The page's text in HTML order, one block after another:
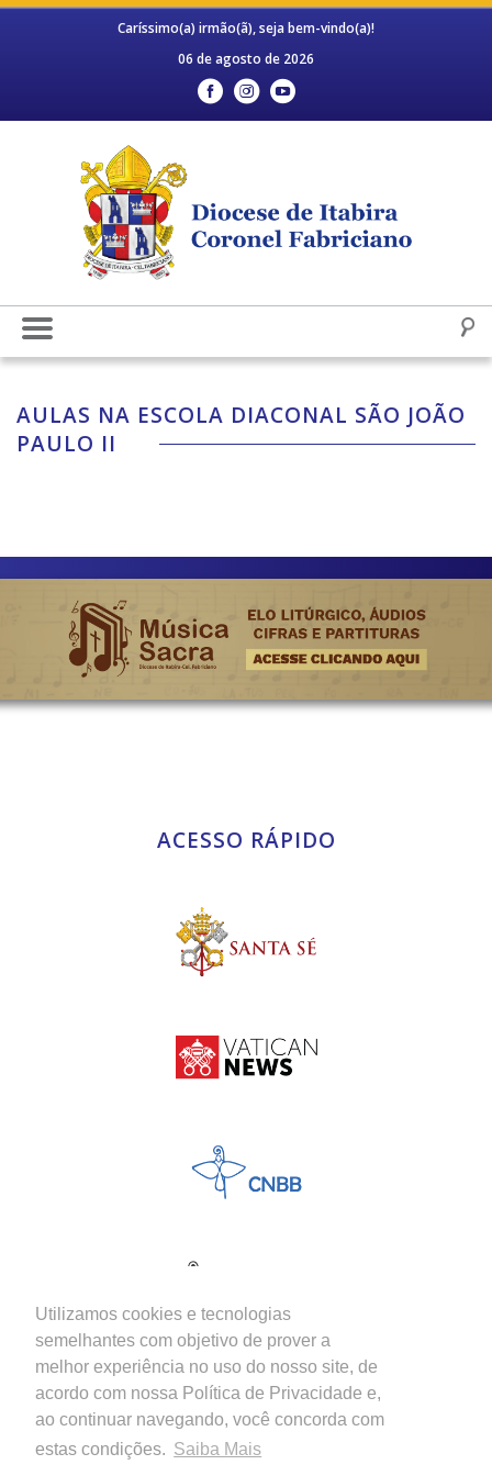
Utilizamos cookies e tecnologias
semelhantes com objetivo de prover a
melhor experiência no uso do nosso site, de
acordo com nossa Política de Privacidade e,
ao continuar navegando, você concorda com
estas condições. Saiba Mais
Caríssimo(a) irmão(ã), seja bem-vindo(a)!
06 de agosto de 2026
AULAS NA ESCOLA DIACONAL SÃO JOÃO
PAULO II
ACESSO RÁPIDO